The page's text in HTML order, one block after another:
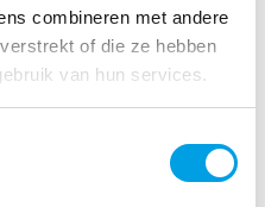
combineren met andere
of die ze hebben
van hun services.
Bij een ernstig
dit melden aan de
mensen
naar buiten